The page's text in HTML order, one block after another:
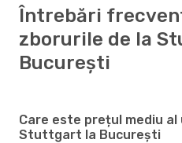
Întrebări
zborurile de la
București
Care este prețul mediu al
Stuttgart la București